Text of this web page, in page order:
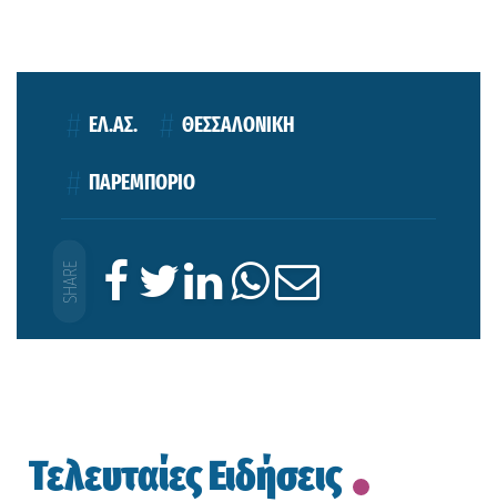
ΕΛ.ΑΣ. ΘΕΣΣΑΛΟΝΙΚΗ
ΠΑΡΕΜΠΟΡΙΟ
Τελευταίες Ειδήσεις